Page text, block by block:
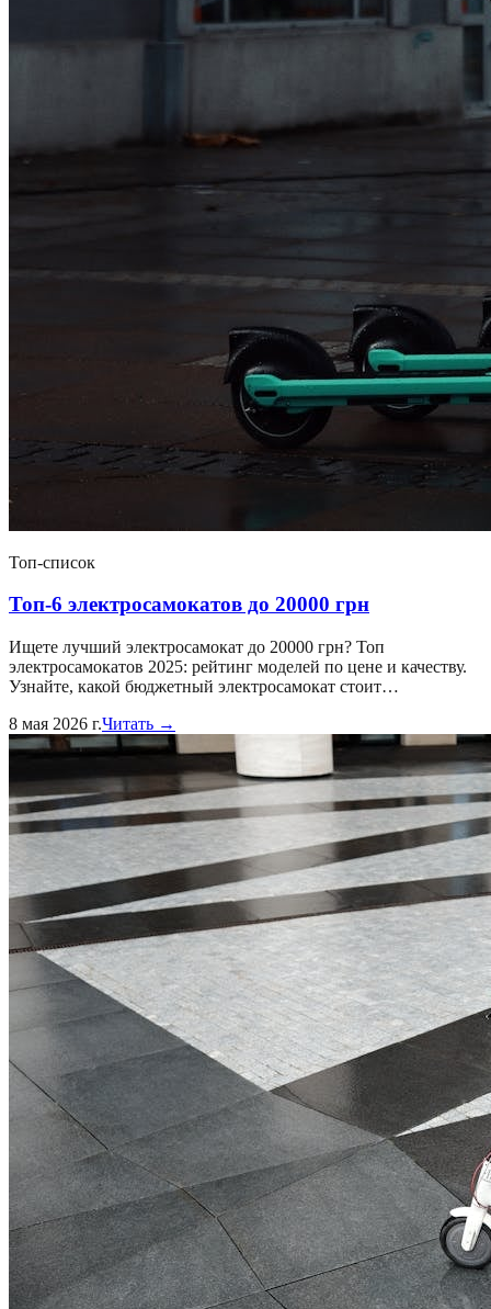
Топ-список
Топ-6 электросамокатов до 20000 грн
Ищете лучший электросамокат до 20000 грн? Топ
электросамокатов 2025: рейтинг моделей по цене и качеству.
Узнайте, какой бюджетный электросамокат стоит…
8 мая 2026 г.Читать →